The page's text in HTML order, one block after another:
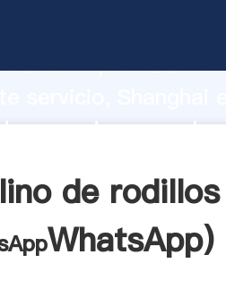
fuerza de
proveedor crea el
de rodillos
WhatsApp)